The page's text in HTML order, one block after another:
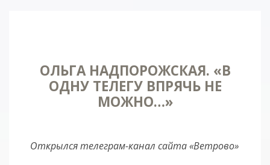
ОЛЬГА НАДПОРОЖСКАЯ. «В
ОДНУ ТЕЛЕГУ ВПРЯЧЬ НЕ
МОЖНО…»
Открылся телеграм-канал сайта «Ветрово»